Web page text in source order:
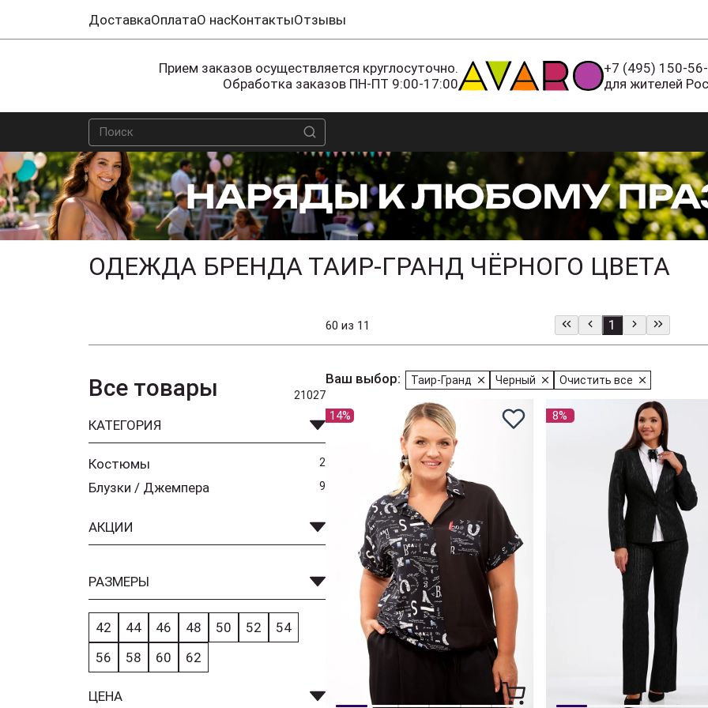
ДоставкаОплатаО насКонтактыОтзывы
Прием заказов осуществляется круглосуточно.
Обработка заказов ПН-ПТ 9:00-17:00
+7 (495) 150-
для жителей
ОДЕЖДА БРЕНДА ТАИР-ГРАНД ЧЁРНОГО ЦВЕТА
60 из 11 1
Все товары 21027
КАТЕГОРИЯ
Костюмы 2
Блузки / Джемпера 9
АКЦИИ
РАЗМЕРЫ
42 44 46 48 50 52
54
56
58 60 62
ЦЕНА
Ваш выбор: Таир-Гранд Черный Очистить все
14% 8%